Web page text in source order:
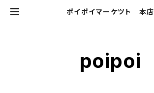
ポイポイマーケツト 本店
poipoi